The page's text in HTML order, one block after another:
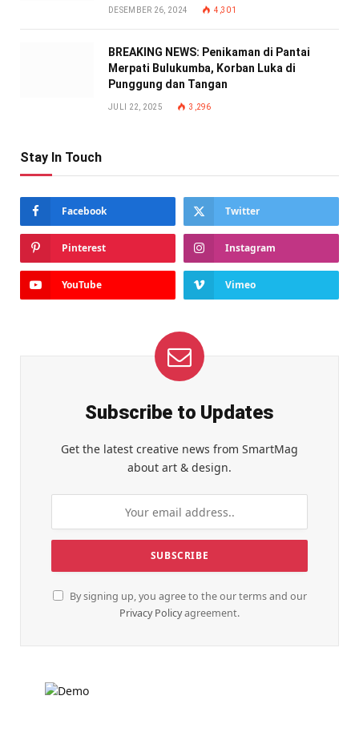
DESEMBER 26, 2024 4,301
BREAKING NEWS: Penikaman di Pantai
Merpati Bulukumba, Korban Luka di
Punggung dan Tangan
JULI 22, 2025 3,296
Stay In Touch
Facebook Twitter
Pinterest Instagram
YouTube Vimeo
Subscribe to Updates
Get the latest creative news from SmartMag
about art & design.
By signing up, you agree to the our terms and our
Privacy Policyagreement.